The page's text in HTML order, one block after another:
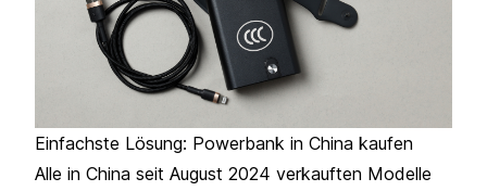
Einfachste Lösung: Powerbank in China kaufen
Alle in China seit August 2024 verkauften Modelle